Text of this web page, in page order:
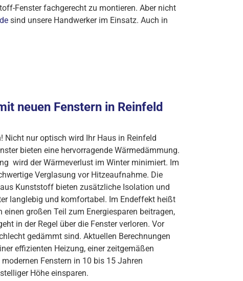
Fenster fachgerecht zu montieren. Aber nicht
sind unsere Handwerker im Einsatz. Auch in
neuen Fenstern in Reinfeld
Nicht nur optisch wird Ihr Haus in Reinfeld
bieten eine hervorragende Wärmedämmung.
wird der Wärmeverlust im Winter minimiert. Im
Verglasung vor Hitzeaufnahme. Die
Kunststoff bieten zusätzliche Isolation und
langlebig und komfortabel. Im Endeffekt heißt
einen großen Teil zum Energiesparen beitragen,
in der Regel über die Fenster verloren. Vor
gedämmt sind. Aktuellen Berechnungen
effizienten Heizung, einer zeitgemäßen
Fenstern in 10 bis 15 Jahren
Höhe einsparen.